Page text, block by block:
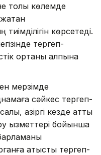
толық көлемде
көрсетеді.
тергеп-
ортаны қалпына
мерзімде
сәйкес тергеп-
қазіргі кезде қатты
қызметтері бойынша
қатысты тергеп-